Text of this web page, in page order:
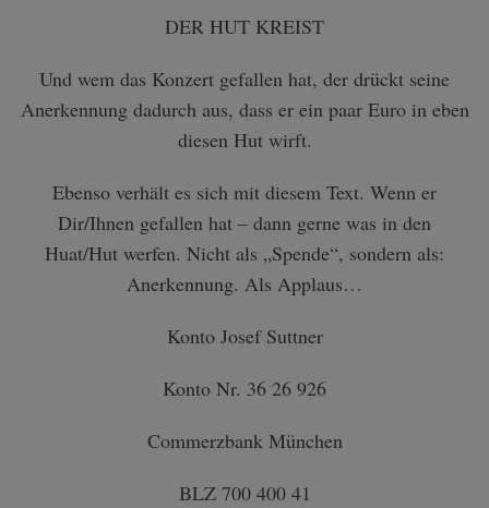
DER HUT KREIST
Und wem das Konzert gefallen hat, der drückt seine
Anerkennung dadurch aus, dass er ein paar Euro in eben
diesen Hut wirft.
Ebenso verhält es sich mit diesem Text. Wenn er
Dir/Ihnen gefallen hat – dann gerne was in den
Huat/Hut werfen. Nicht als „Spende“, sondern als:
Anerkennung. Als Applaus…
Konto Josef Suttner
Konto Nr. 36 26 926
Commerzbank München
BLZ 700 400 41